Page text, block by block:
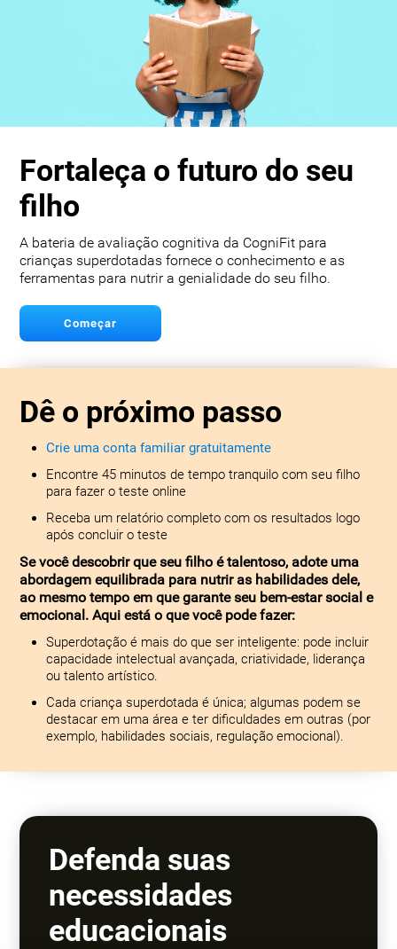
Fortaleça o futuro do seu
filho
A bateria de avaliação cognitiva da CogniFit para
crianças superdotadas fornece o conhecimento e as
ferramentas para nutrir a genialidade do seu filho.
Começar
Dê o próximo passo
Crie uma conta familiar gratuitamente
Encontre 45 minutos de tempo tranquilo com seu filho
para fazer o teste online
Receba um relatório completo com os resultados logo
após concluir o teste
Se você descobrir que seu filho é talentoso, adote uma
abordagem equilibrada para nutrir as habilidades dele,
ao mesmo tempo em que garante seu bem-estar social e
emocional. Aqui está o que você pode fazer:
Superdotação é mais do que ser inteligente: pode incluir
capacidade intelectual avançada, criatividade, liderança
ou talento artístico.
Cada criança superdotada é única; algumas podem se
destacar em uma área e ter dificuldades em outras (por
exemplo, habilidades sociais, regulação emocional).
Defenda suas
necessidades
educacionais